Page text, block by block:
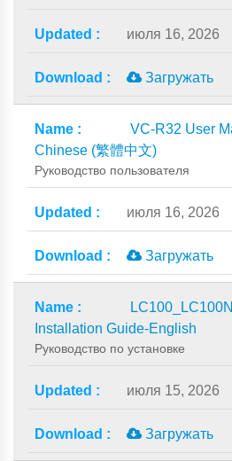
июля 16, 2026
Загружать
VC-R32 User
Chinese (繁體中文)
Руководство пользователя
июля 16, 2026
Загружать
Installation Guide-English
Руководство по установке
июля 15, 2026
Загружать